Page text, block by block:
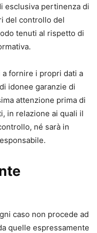
esclusiva pertinenza di
del controllo del
tenuti al rispetto di
fornire i propri dati a
idonee garanzie di
attenzione prima di
in relazione ai quali il
né sarà in
caso non procede ad
quelle espressamente